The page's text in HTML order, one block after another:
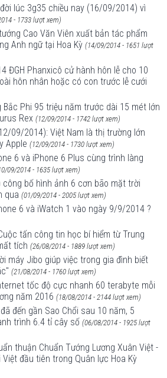
lúc 3g35 chiều nay (16/09/2014) vì
- 1733 lượt xem)
Cao Văn Viên xuất bản tác phẩm
Anh ngữ tại Hoa Kỳ (14/09/2014 - 1651 lượt
ĐGH Phanxicô cử hành hôn lễ cho 10
hôn nhân hoặc có con trước lễ cưới
Bắc Phi 95 triệu năm trước dài 15 mét lớn
Rex (12/09/2014 - 1742 lượt xem)
09/2014): Việt Nam là thị trường lớn
Apple (12/09/2014 - 1730 lượt xem)
6 và iPhone 6 Plus cùng trình làng
09/2014 - 1635 lượt xem)
bố hình ảnh 6 cơn bão mặt trời
qua (01/09/2014 - 2005 lượt xem)
6 và iWatch 1 vào ngày 9/9/2014 ?
tấn công tin học bí hiểm từ Trung
tích (26/08/2014 - 1889 lượt xem)
máy Jibo giúp việc trong gia đình biết
(21/08/2014 - 1760 lượt xem)
tốc độ cực nhanh 60 terabyte mỗi
năm 2016 (18/08/2014 - 2144 lượt xem)
đến gần Sao Chổi sau 10 năm, 5
trình 6.4 tỉ cây số (06/08/2014 - 1925 lượt
thuận Chuẩn Tướng Lương Xuân Việt -
đầu tiên trong Quân lực Hoa Kỳ